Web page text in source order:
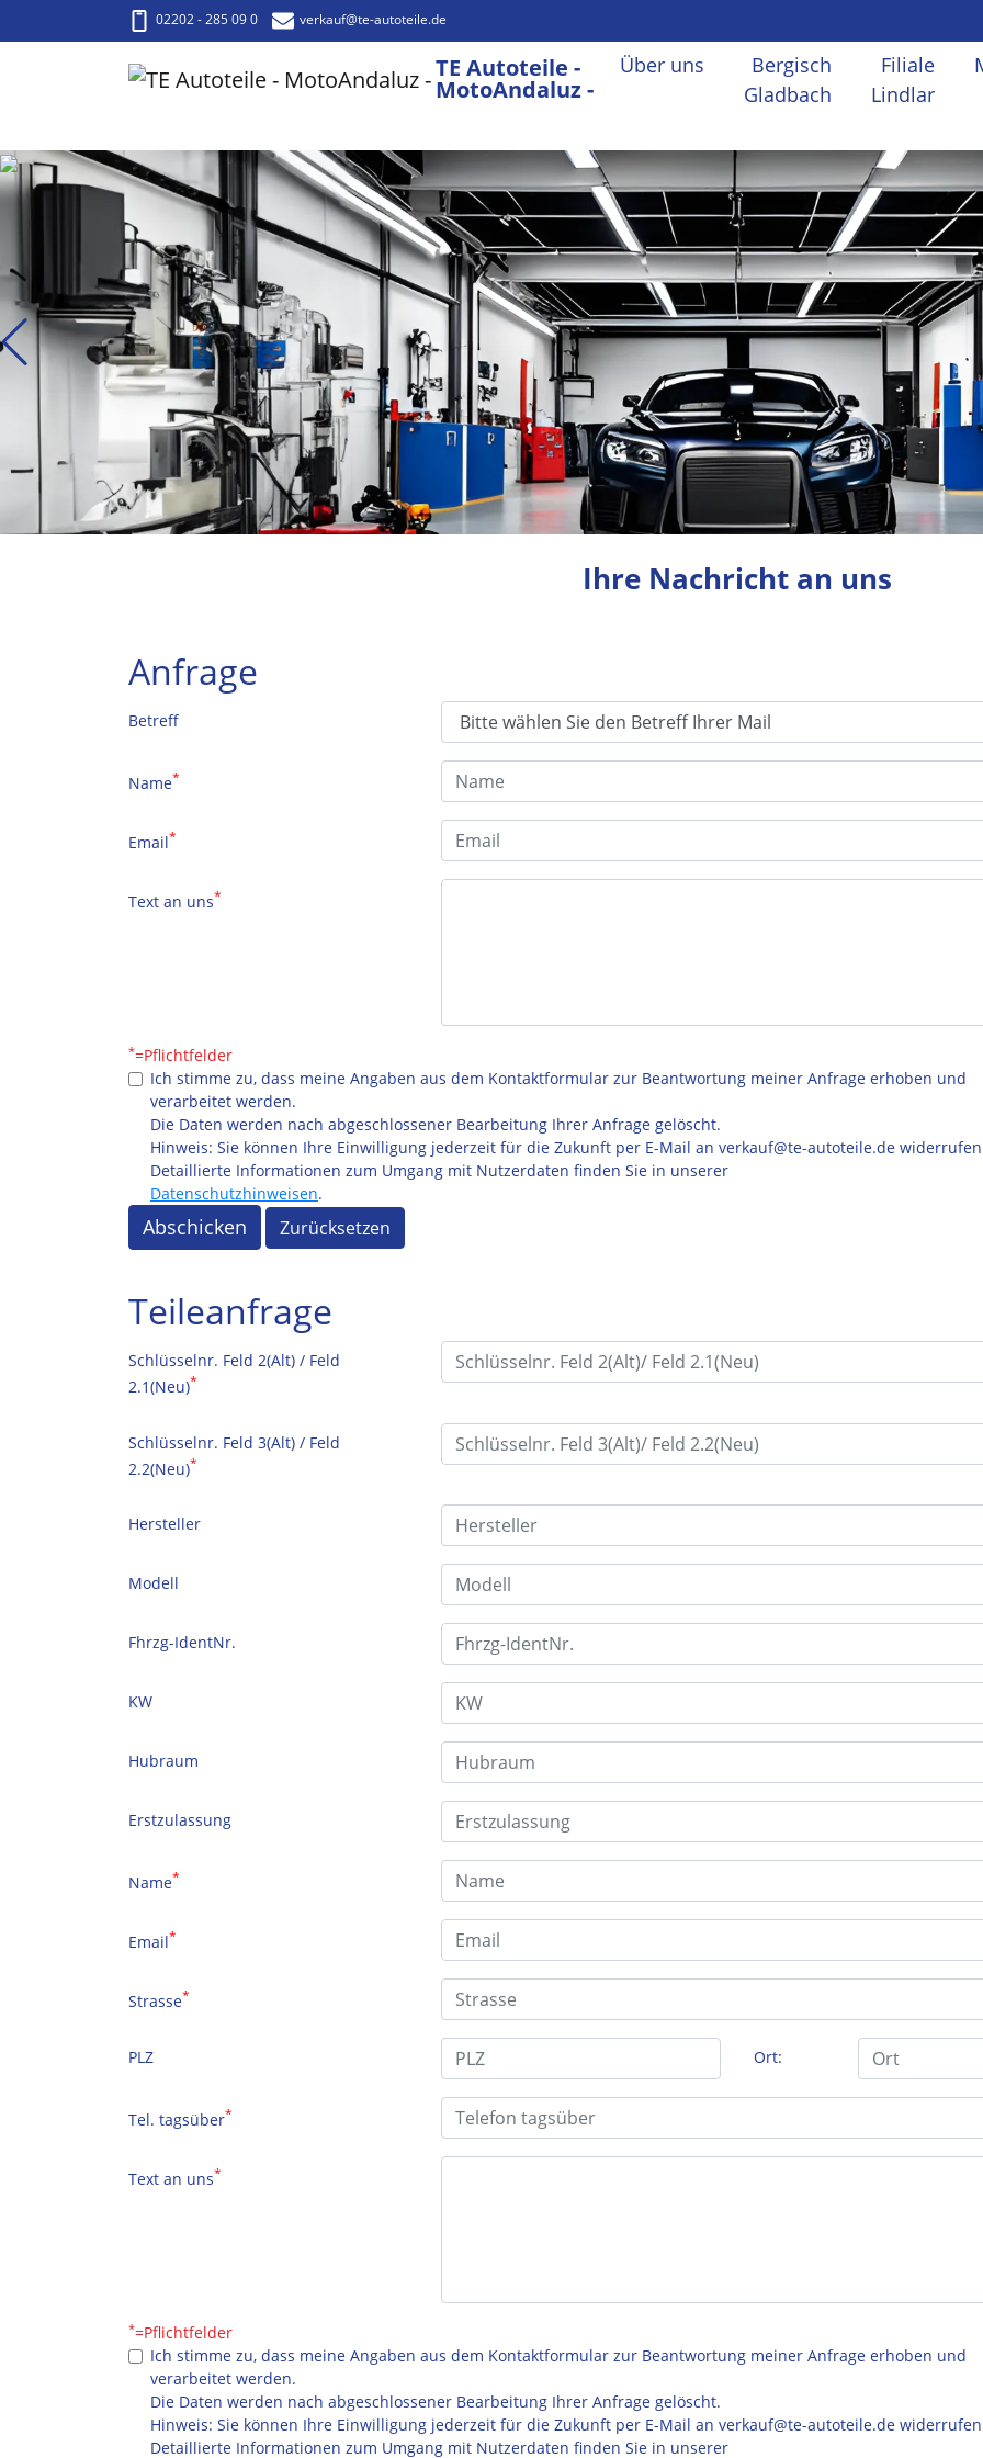
02202 - 285 09 0 verkauf@te-autoteile.de
TE Autoteile -
MotoAndaluz -
Über uns
Bergisch
Gladbach
Filiale
Lindlar
Ihre Nachricht an uns
Anfrage
Betreff
Name*
Email*
Text an uns*
*=Pflichtfelder
Ich stimme zu, dass meine Angaben aus dem Kontaktformular zur Beantwortung meiner Anfrage erhoben und
verarbeitet werden.
Die Daten werden nach abgeschlossener Bearbeitung Ihrer Anfrage gelöscht.
Hinweis: Sie können Ihre Einwilligung jederzeit für die Zukunft per E-Mail an verkauf@te-autoteile.de
Detaillierte Informationen zum Umgang mit Nutzerdaten finden Sie in unserer
Datenschutzhinweisen.
Abschicken Zurücksetzen
Teileanfrage
Schlüsselnr. Feld 2(Alt) / Feld
2.1(Neu)*
Schlüsselnr. Feld 3(Alt) / Feld
2.2(Neu)*
Hersteller
Modell
Fhrzg-IdentNr.
KW
Hubraum
Erstzulassung
Name*
Email*
Strasse*
PLZ Ort:
Tel. tagsüber*
Text an uns*
*=Pflichtfelder
Ich stimme zu, dass meine Angaben aus dem Kontaktformular zur Beantwortung meiner Anfrage erhoben und
verarbeitet werden.
Die Daten werden nach abgeschlossener Bearbeitung Ihrer Anfrage gelöscht.
Hinweis: Sie können Ihre Einwilligung jederzeit für die Zukunft per E-Mail an verkauf@te-autoteile.de
Detaillierte Informationen zum Umgang mit Nutzerdaten finden Sie in unserer